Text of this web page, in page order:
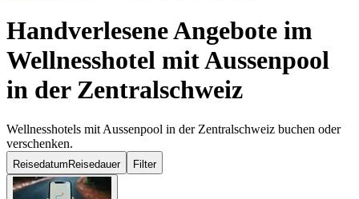
Handverlesene Angebote im
Wellnesshotel mit Aussenpool
in der Zentralschweiz
Wellnesshotels mit Aussenpool in der Zentralschweiz buchen oder
verschenken.
Reisedatum Reisedauer Filter